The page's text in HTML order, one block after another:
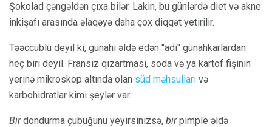
Şokolad çəngəldən çıxa bilər. Lakin, bu günlərdə diet və akne
inkişafı arasında əlaqəyə daha çox diqqət yetirilir.
Təəccüblü deyil ki, günahı əldə edən "adi" günahkarlardan
heç biri deyil. Fransız qızartması, soda və ya kartof fişinin
yerinə mikroskop altında olan süd məhsulları və
karbohidratlar kimi şeylər var.
Birdondurma çubuğunu yeyirsinizsə, birpimple əldə